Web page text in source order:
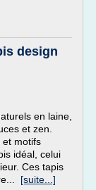
design
en laine,
et zen.
et motifs
idéal, celui
Ces tapis
[suite...]